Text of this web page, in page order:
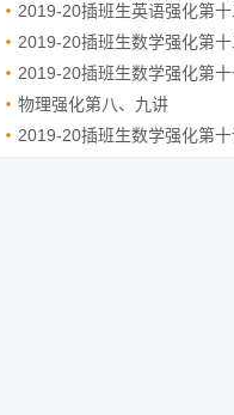
2019-20插班生英语强化第十
2019-20插班生数学强化第
2019-20插班生数学强化第
物理强化第八、九讲
2019-20插班生数学强化第